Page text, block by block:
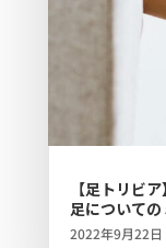
【足トリビ
足について
2022年9月22日